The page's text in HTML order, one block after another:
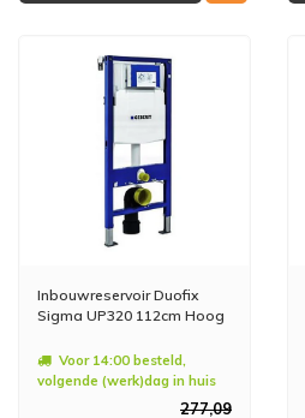
Inbouwreservoir Duofix
Sigma UP320 112cm Hoog
Voor 14:00 besteld,
volgende (werk)dag in huis
277,09